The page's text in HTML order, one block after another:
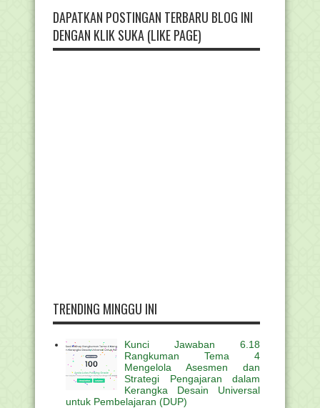
DAPATKAN POSTINGAN TERBARU BLOG INI
DENGAN KLIK SUKA (LIKE PAGE)
TRENDING MINGGU INI
Kunci Jawaban 6.18
Rangkuman Tema 4
Mengelola Asesmen dan
Strategi Pengajaran dalam
Kerangka Desain Universal
untuk Pembelajaran (DUP)